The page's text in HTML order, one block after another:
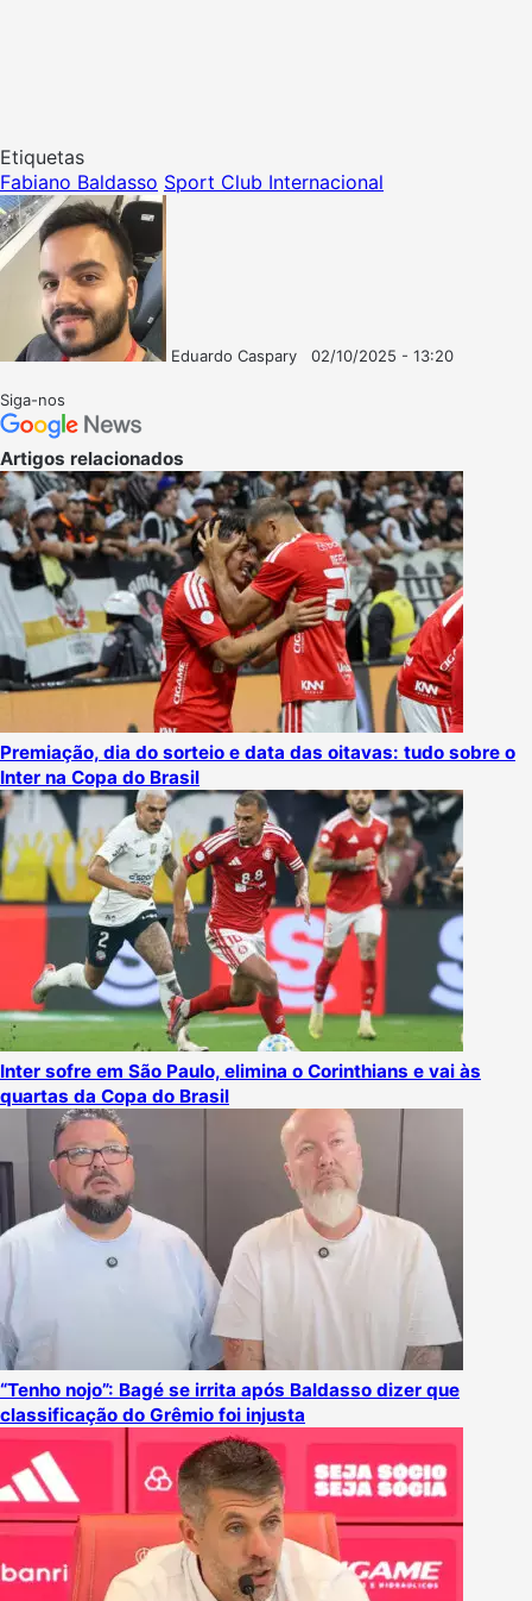
Etiquetas
Fabiano Baldasso Sport Club Internacional
Eduardo Caspary
02/10/2025 - 13:20
Siga-nos
Artigos relacionados
Premiação, dia do sorteio e data das oitavas: tudo sobre o
Inter na Copa do Brasil
Inter sofre em São Paulo, elimina o Corinthians e vai às
quartas da Copa do Brasil
“Tenho nojo”: Bagé se irrita após Baldasso dizer que
classificação do Grêmio foi injusta